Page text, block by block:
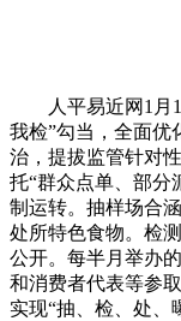
人平易近网1月14
我检”勾当，全面优
治，提拔监管针对
托“群众点单、部分
制运转。抽样场合
处所特色食物。检
公开。每半月举办
和消费者代表等参
实现“抽、检、处、